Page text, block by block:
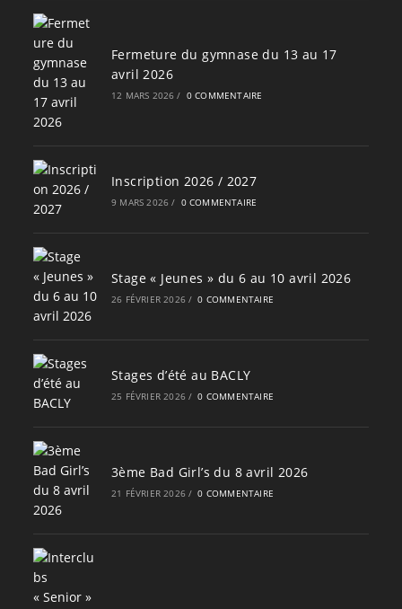
Fermeture du gymnase du 13 au 17
avril 2026
12 MARS 2026 / 0 COMMENTAIRE
Inscription 2026 / 2027
9 MARS 2026 / 0 COMMENTAIRE
Stage « Jeunes » du 6 au 10 avril 2026
26 FÉVRIER 2026 / 0 COMMENTAIRE
Stages d’été au BACLY
25 FÉVRIER 2026 / 0 COMMENTAIRE
3ème Bad Girl’s du 8 avril 2026
21 FÉVRIER 2026 / 0 COMMENTAIRE